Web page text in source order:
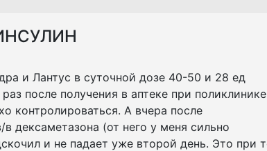
и Лантус в суточной дозе 40-50 и 28 ед
после получения в аптеке при поликлинике
контролироваться. А вчера после
дексаметазона (от него у меня сильно
и не падает уже второй день. Это при